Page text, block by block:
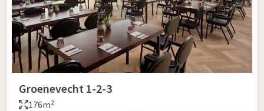
Groenevecht 1-2-3
176m²